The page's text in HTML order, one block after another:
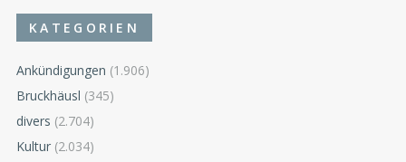
KATEGORIEN
Ankündigungen (1.906)
Bruckhäusl (345)
divers (2.704)
Kultur (2.034)